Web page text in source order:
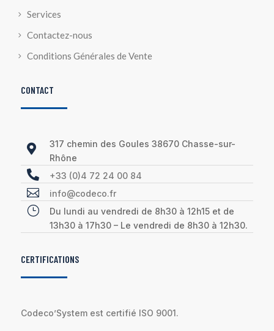
Services
Contactez-nous
Conditions Générales de Vente
CONTACT

317 chemin des Goules 38670 Chasse-sur-
Rhône
 +33 (0)4 72 24 00 84
 info@codeco.fr
}
Du lundi au vendredi de 8h30 à 12h15 et de
13h30 à 17h30 – Le vendredi de 8h30 à 12h30.
CERTIFICATIONS
Codeco’System est certifié ISO 9001.